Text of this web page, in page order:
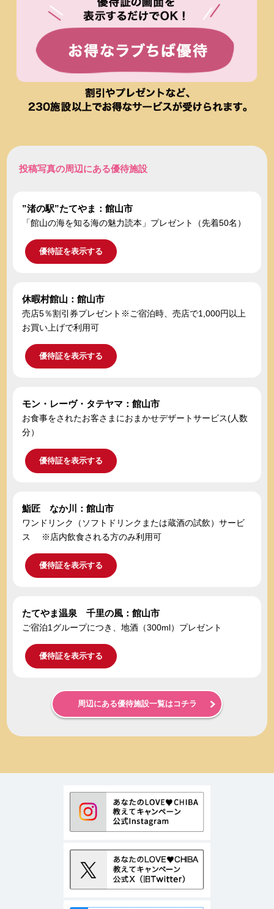
投稿写真の周辺にある優待施設
”渚の駅”たてやま：館山市
「館山の海を知る海の魅力読本」プレゼント（先着50名）
優待証を表示する
休暇村館山：館山市
売店5％割引券プレゼント※ご宿泊時、売店で1,000円以上
お買い上げで利用可
優待証を表示する
モン・レーヴ・タテヤマ：館山市
お食事をされたお客さまにおまかせデザートサービス(人数
分）
優待証を表示する
鮨匠 なか川：館山市
ワンドリンク（ソフトドリンクまたは蔵酒の試飲）サービ
ス ※店内飲食される方のみ利用可
優待証を表示する
たてやま温泉 千里の風：館山市
ご宿泊1グループにつき、地酒（300ml）プレゼント
優待証を表示する
周辺にある優待施設一覧はコチラ